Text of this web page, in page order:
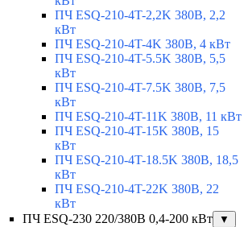
ПЧ ESQ-210-4T-2,2K 380В, 2,2
кВт
ПЧ ESQ-210-4T-4K 380В, 4 кВт
ПЧ ESQ-210-4T-5.5K 380В, 5,5
кВт
ПЧ ESQ-210-4T-7.5K 380В, 7,5
кВт
ПЧ ESQ-210-4T-11K 380В, 11 кВт
ПЧ ESQ-210-4T-15K 380В, 15
кВт
ПЧ ESQ-210-4T-18.5K 380В, 18,5
кВт
ПЧ ESQ-210-4T-22K 380В, 22
кВт
ПЧ ESQ-230 220/380В 0,4-200 кВт
▼